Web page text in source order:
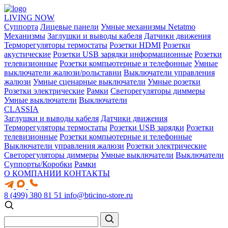
LIVING NOW
Суппорта Лицевые панели Умные механизмы Netatmo
Механизмы Заглушки и выводы кабеля Датчики движения
Терморегуляторы термостаты Розетки HDMI Розетки
акустические Розетки USB зарядки информационные Розетки
телевизионные Розетки компьютерные и телефонные Умные
выключатели жалюзи/рольставни Выключатели управления
жалюзи Умные сценарные выключатели Умные розетки
Розетки электрические Рамки Светорегуляторы диммеры
Умные выключатели Выключатели
CLASSIA
Заглушки и выводы кабеля Датчики движения
Терморегуляторы термостаты Розетки USB зарядки Розетки
телевизионные Розетки компьютерные и телефонные
Выключатели управления жалюзи Розетки электрические
Светорегуляторы диммеры Умные выключатели Выключатели
Суппорты/Коробки Рамки
О КОМПАНИИ КОНТАКТЫ
8 (499) 380 81 51 info@bticino-store.ru